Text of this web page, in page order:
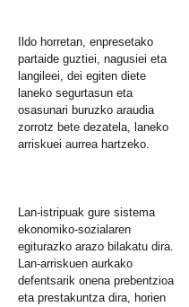
Ildo horretan, enpresetako
partaide guztiei, nagusiei eta
langileei, dei egiten diete
laneko segurtasun eta
osasunari buruzko araudia
zorrotz bete dezatela, laneko
arriskuei aurrea hartzeko.
Lan-istripuak gure sistema
ekonomiko-sozialaren
egiturazko arazo bilakatu dira.
Lan-arriskuen aurkako
defentsarik onena prebentzioa
eta prestakuntza dira, horien